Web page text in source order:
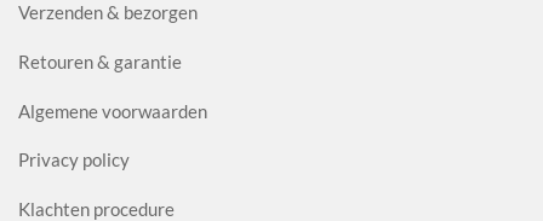
Verzenden & bezorgen
Retouren & garantie
Algemene voorwaarden
Privacy policy
Klachten procedure